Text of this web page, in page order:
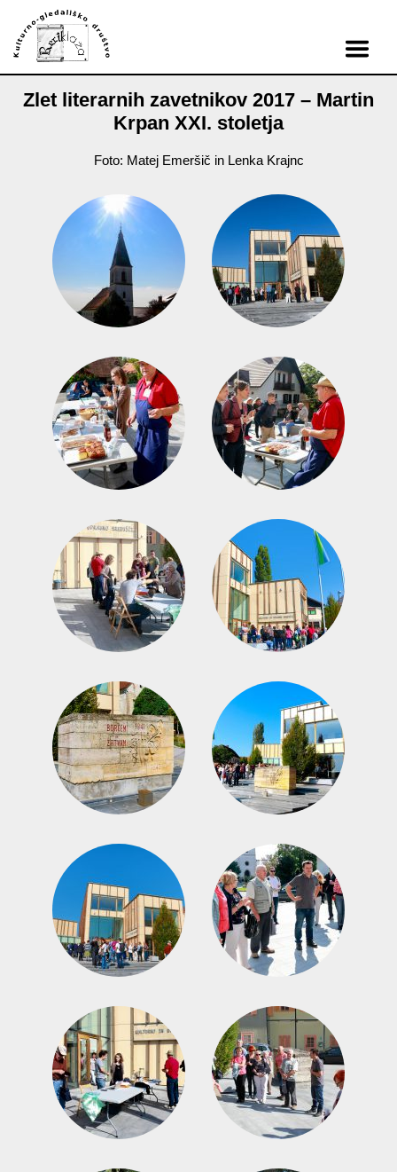
Zlet literarnih zavetnikov 2017 – Martin
Krpan XXI. stoletja
Foto: Matej Emeršič in Lenka Krajnc